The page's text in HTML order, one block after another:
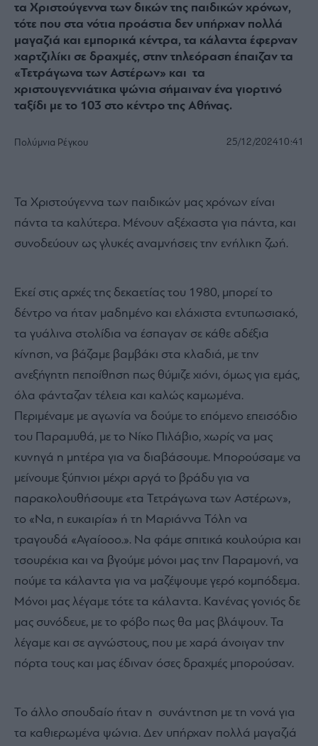
τα Χριστούγεννα των δικών της παιδικών χρόνων,
τότε που στα νότια προάστια δεν υπήρχαν πολλά
μαγαζιά και εμπορικά κέντρα, τα κάλαντα έφερναν
χαρτζιλίκι σε δραχμές, στην τηλεόραση έπαιζαν τα
«Τετράγωνα των Αστέρων» και τα
χριστουγεννιάτικα ψώνια σήμαιναν ένα γιορτινό
ταξίδι με το 103 στο κέντρο της Αθήνας.
Πολύμνια Ρέγκου 25/12/202410:41
Τα Χριστούγεννα των παιδικών μας χρόνων είναι
πάντα τα καλύτερα. Μένουν αξέχαστα για πάντα, και
συνοδεύουν ως γλυκές αναμνήσεις την ενήλικη ζωή.
Εκεί στις αρχές της δεκαετίας του 1980, μπορεί το
δέντρο να ήταν μαδημένο και ελάχιστα εντυπωσιακό,
τα γυάλινα στολίδια να έσπαγαν σε κάθε αδέξια
κίνηση, να βάζαμε βαμβάκι στα κλαδιά, με την
ανεξήγητη πεποίθηση πως θύμιζε χιόνι, όμως για εμάς,
όλα φάνταζαν τέλεια και καλώς καμωμένα.
Περιμέναμε με αγωνία να δούμε το επόμενο επεισόδιο
του Παραμυθά, με το Νίκο Πιλάβιο, χωρίς να μας
κυνηγά η μητέρα για να διαβάσουμε. Μπορούσαμε να
μείνουμε ξύπνιοι μέχρι αργά το βράδυ για να
παρακολουθήσουμε «τα Τετράγωνα των Αστέρων»,
το «Να, η ευκαιρία» ή τη Μαριάννα Τόλη να
τραγουδά «Αγαίοοο.». Να φάμε σπιτικά κουλούρια και
τσουρέκια και να βγούμε μόνοι μας την Παραμονή, να
πούμε τα κάλαντα για να μαζέψουμε γερό κομπόδεμα.
Μόνοι μας λέγαμε τότε τα κάλαντα. Κανένας γονιός δε
μας συνόδευε, με το φόβο πως θα μας βλάψουν. Τα
λέγαμε και σε αγνώστους, που με χαρά άνοιγαν την
πόρτα τους και μας έδιναν όσες δραχμές μπορούσαν.
Το άλλο σπουδαίο ήταν η συνάντηση με τη νονά για
τα καθιερωμένα ψώνια. Δεν υπήρχαν πολλά μαγαζιά